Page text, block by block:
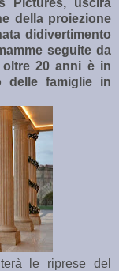
della proiezione
didivertimento
seguite da
oltre 20 anni è in
delle famiglie in
le riprese del